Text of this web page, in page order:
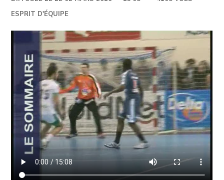
ESPRIT D'ÉQUIPE